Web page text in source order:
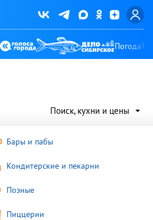
Погода
Поиск, кухни и цены
Бары и пабы
Кондитерские и пекарни
Позные
Пиццерии